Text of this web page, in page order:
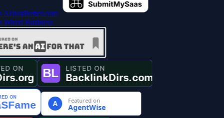
A Featured on
AgentWise